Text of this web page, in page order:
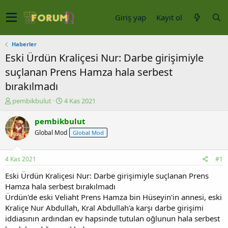
Giriş yap Kayıt ol
Haberler
Eski Ürdün Kraliçesi Nur: Darbe girişimiyle
suçlanan Prens Hamza hala serbest
bırakılmadı
K
n
u
y
b
a
ş
a
t
a
n
pembikbulut
B
ş
a
ç
t
a
r
i
h
4 Kas 2021
pembikbulut
Global Mod Global Mod
4 Kas 2021 #1
Eski Ürdün Kraliçesi Nur: Darbe girişimiyle suçlanan Prens
Hamza hala serbest bırakılmadı
Ürdün'de eski Veliaht Prens Hamza bin Hüseyin'in annesi, eski
Kraliçe Nur Abdullah, Kral Abdullah'a karşı darbe girişimi
iddiasının ardından ev hapsinde tutulan oğlunun hala serbest